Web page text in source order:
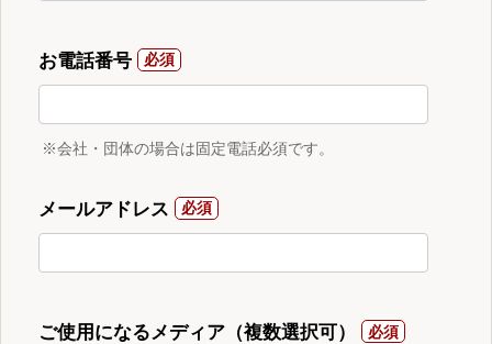
お電話番号
※会社・団体の場合は固定電話必須です。
メールアドレス
ご使用になるメディア（複数選択可）